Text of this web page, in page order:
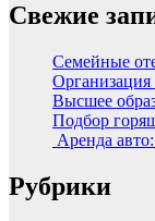
Свежие
Семейные
Организация
Высшее
Подбор
Аренда
Рубрики